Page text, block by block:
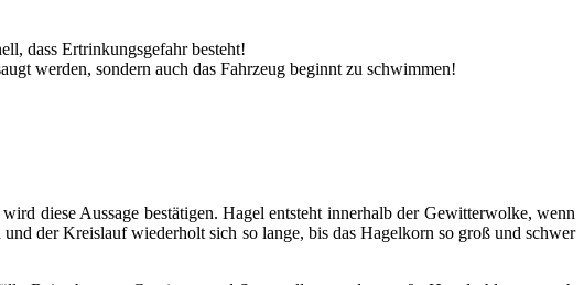
dass Ertrinkungsgefahr besteht!
werden, sondern auch das Fahrzeug beginnt zu schwimmen!
diese Aussage bestätigen. Hagel entsteht innerhalb der Gewitterwolke, wenn
der Kreislauf wiederholt sich so lange, bis das Hagelkorn so groß und schwer